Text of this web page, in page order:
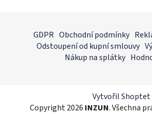
d
a
c
r
v
GDPR Obchodní podmínky
Odstoupení od kupní smlouvy
Nákup na splátky
Vytvořil Shoptet
Copyright 2026 INZUN. Všechna